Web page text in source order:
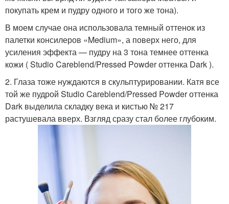
покупать крем и пудру одного и того же тона).
В моем случае она использовала темный оттенок из
палетки консилеров «Medium», а поверх него, для
усиления эффекта — пудру на 3 тона темнее оттенка
кожи ( Studio Careblend/Pressed Powder оттенка Dark ).
2. Глаза тоже нуждаются в скульптурировании. Катя все
той же пудрой Studio Careblend/Pressed Powder оттенка
Dark выделила складку века и кистью № 217
растушевала вверх. Взгляд сразу стал более глубоким.